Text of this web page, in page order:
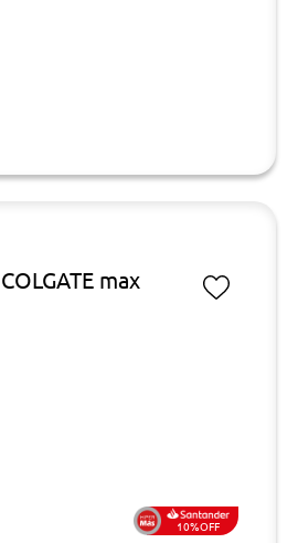
max
10%OFF